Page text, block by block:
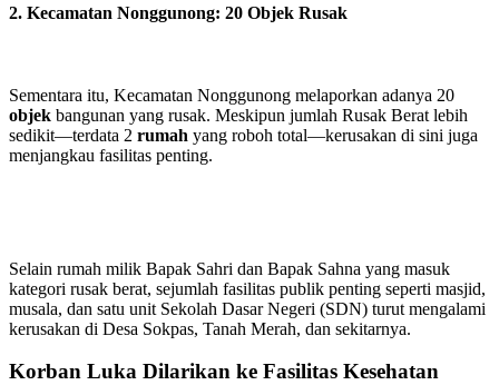
2. Kecamatan Nonggunong: 20 Objek Rusak
Sementara itu, Kecamatan Nonggunong melaporkan adanya 20
objek bangunan yang rusak. Meskipun jumlah Rusak Berat lebih
sedikit—terdata 2 rumah yang roboh total—kerusakan di sini juga
menjangkau fasilitas penting.
Selain rumah milik Bapak Sahri dan Bapak Sahna yang masuk
kategori rusak berat, sejumlah fasilitas publik penting seperti masjid,
musala, dan satu unit Sekolah Dasar Negeri (SDN) turut mengalami
kerusakan di Desa Sokpas, Tanah Merah, dan sekitarnya.
Korban Luka Dilarikan ke Fasilitas Kesehatan